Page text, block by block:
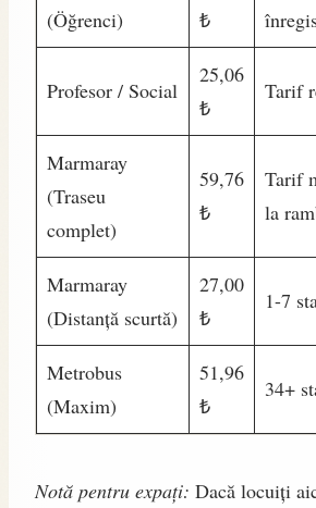
(Öğrenci)
₺
Profesor / Social
25,06
₺
Tarif
Marmaray
(Traseu
complet)
59,76
₺
Tarif
la
Marmaray
(Distanță scurtă)
27,00
₺
1-7
Metrobus
(Maxim)
51,96
₺
34+
Notă pentru expați: Dacă locuiți